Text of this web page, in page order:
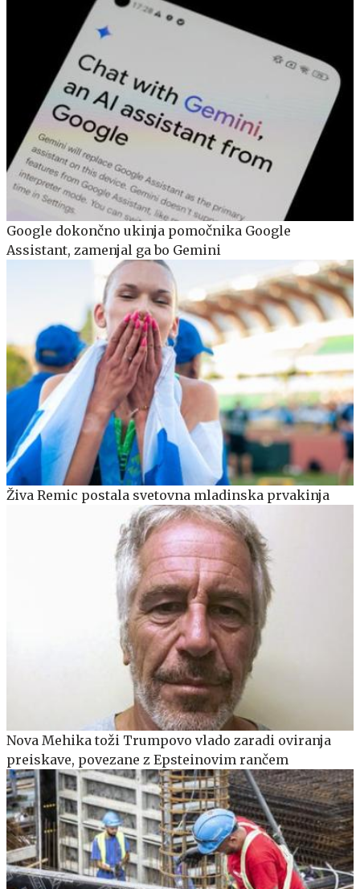
Google dokončno ukinja pomočnika Google
Assistant, zamenjal ga bo Gemini
Živa Remic postala svetovna mladinska prvakinja
Nova Mehika toži Trumpovo vlado zaradi oviranja
preiskave, povezane z Epsteinovim rančem